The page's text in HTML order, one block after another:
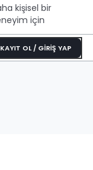
kişisel bir
için
KAYIT OL / GİRİŞ YAP